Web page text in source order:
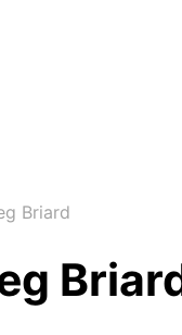
Briard